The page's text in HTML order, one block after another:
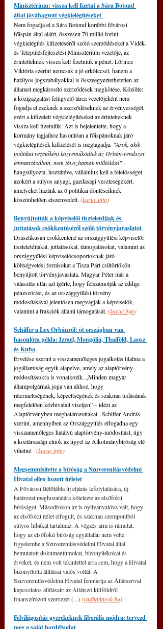
Minisztérium: vissza kell fizetni a Sára Botond
által jóváhagyott végkielégítéseket
Nem fogadja el a Sára Botond korábbi fővárosi
főispán által aláírt, összesen 70 millió forint
végkielégítés kifizetéséről szóló szerződéseket a Vidék-
és Településfejlesztési Minisztérium vezetője, az
érintetteknek vissza kell fizetniük a pénzt. Lőrincz
Viktória szerint nemcsak a jó erkölccsel, hanem a
hatályos jogszabályokkal is összeegyeztethetetlen az
államot megkárosító szerződések megkötése. Közölte:
a közigazgatást felügyelő tárca vezetőjeként nem
fogadja el ezeknek a szerződéseknek az érvényességét,
ezért a kifizetett végkielégítéseket az érintetteknek
vissza kell fizetniük. Azt is bejelentette, hogy a
kormány tagjaihoz hasonlóan a főispánoknak járó
végkielégítések kifizetését is megtagadja. "Azok, akik
politikai vezetőként közreműködtek az Orbán-rendszer
fenntartásában, nem távozhatnak milliókkal" -
hangsúlyozta, hozzátéve, vállalniuk kell a felelősséget
azokért a súlyos anyagi, gazdasági veszteségekért,
amelyeket hazánk az ő politikai döntéseiknek
köszönhetően elszenvedett. (kuruc.info)
Benyújtották a képviselői tiszteletdíjak és
juttatások csökkentéséről szóló törvényjavaslatot
Drasztikusan csökkentené az országgyűlési képviselői
tiszteletdíjakat, juttatásokat, támogatásokat, valamint az
országgyűlési képviselőcsoportoknak járó
költségvetési forrásokat a Tisza Párt csütörtökön
benyújtott törvényjavaslata. Magyar Péter már a
választás után azt ígérte, hogy felszámolják az eddigi
pénzszórást, és az országgyűlési törvény
módosításával jelentősen megvágják a képviselők,
valamint a frakciók állami támogatását. (kuruc.info)
Schiffer a Lex Orbánról: öt országban van
hasonlóra példa: Izrael, Mongólia, Thaiföld, Laosz
és Kuba
Érvelése szerint a visszamenőleges jogalkotás tilalma a
jogállamiság egyik alapelve, amely az alaptörvény-
módosításokra is vonatkozik. „Minden magyar
állampolgárnak joga van ahhoz, hogy
rátermettségének, képzettségének és szakmai tudásának
megfelelően közhivatalt viseljen” – idézi az
Alaptörvényben meghatározottakat.  Schiffer András
szerint, amennyiben az Országgyűlés elfogadna egy
visszamenőleges hatályú alaptörvény-módosítást, úgy
a köztársasági elnök az ügyet az Alkotmánybíróság elé
vihetné. (kuruc.info)
Megsemmisítette a bíróság a Szuverenitásvédelmi
Hivatal ellen hozott ítéletet
A Fővárosi Ítélőtábla új eljárás lefolytatására, új
határozat meghozatalára kötelezte az elsőfokú
bíróságot. Másodfokon az is nyilvánvalóvá vált, hogy
az elsőfokú ítélet elfogult, és szakmai szempontból
súlyos hibákat tartalmaz. A végzés arra is rámutat,
hogy az elsőfokú bíróság egyáltalán nem vette
figyelembe a Szuverenitásvédelmi Hivatal által
bemutatott dokumentumokat, bizonyítékokat és
érveket, és nem volt tekintettel arra sem, hogy a Hivatal
bizonyította állításai valós voltát. A
Szuverenitásvédelmi Hivatal fenntartja az Átlátszóval
kapcsolatos állításait: az Átlátszó külföldről
finanszírozott szervezet (...) (vadhajtasok.hu)
Felvilágosítás gyerekeknek liberális módra: tervezd
meg a saját bordélyodat